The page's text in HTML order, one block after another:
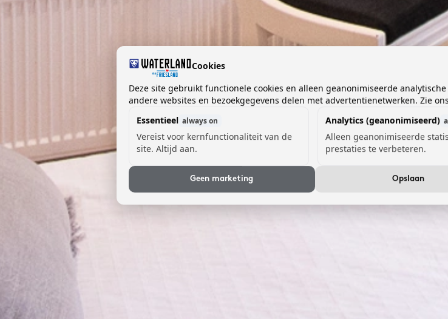
Cookies
Deze site gebruikt functionele cookies en alleen geanonimiseerde
andere websites en bezoekgegevens delen met advertentienetwerken. Zie
Essentieel always on
Vereist voor kernfunctionaliteit van de
site. Altijd aan.
Analytics (geanonimiseerd)
Alleen geanonimiseerde
prestaties te verbeteren.
Geen marketing Opslaan